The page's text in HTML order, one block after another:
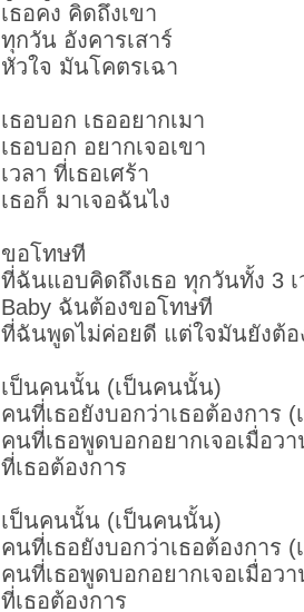
เธอคง คิดถึงเขา
ทุกวัน อังคารเสาร์
หัวใจ มันโคตรเฉา
เธอบอก เธออยากเมา
เธอบอก อยากเจอเขา
เวลา ที่เธอเศร้า
เธอก็ มาเจอฉันไง
ขอโทษที
ที่ฉันแอบคิดถึงเธอ ทุกวันทั้ง 3 เ
Baby ฉันต้องขอโทษที
ที่ฉันพูดไม่ค่อยดี แต่ใจมันยังต้อ
เป็นคนนั้น (เป็นคนนั้น)
คนที่เธอยังบอกว่าเธอต้องการ (
คนที่เธอพูดบอกอยากเจอเมื่อว
ที่เธอต้องการ
เป็นคนนั้น (เป็นคนนั้น)
คนที่เธอยังบอกว่าเธอต้องการ (
คนที่เธอพูดบอกอยากเจอเมื่อว
ที่เธอต้องการ